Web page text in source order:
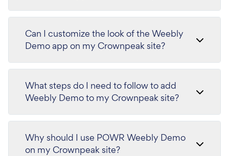
Can I customize the look of the Weebly
Demo app on my Crownpeak site?
What steps do I need to follow to add
Weebly Demo to my Crownpeak site?
Why should I use POWR Weebly Demo
on my Crownpeak site?